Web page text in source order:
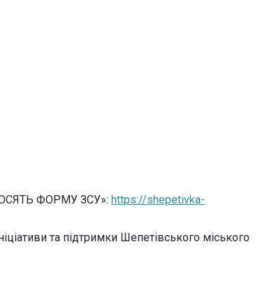
ФОРМУ ЗСУ»: https://shepetivka-
та підтримки Шепетівського міського